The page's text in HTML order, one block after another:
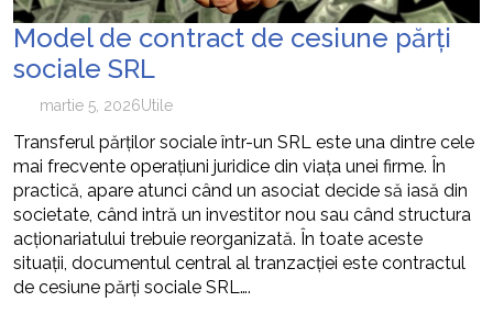
Model de contract de cesiune părți
sociale SRL
martie 5, 2026Utile
Transferul părților sociale într-un SRL este una dintre cele
mai frecvente operațiuni juridice din viața unei firme. În
practică, apare atunci când un asociat decide să iasă din
societate, când intră un investitor nou sau când structura
acționariatului trebuie reorganizată. În toate aceste
situații, documentul central al tranzacției este contractul
de cesiune părți sociale SRL….